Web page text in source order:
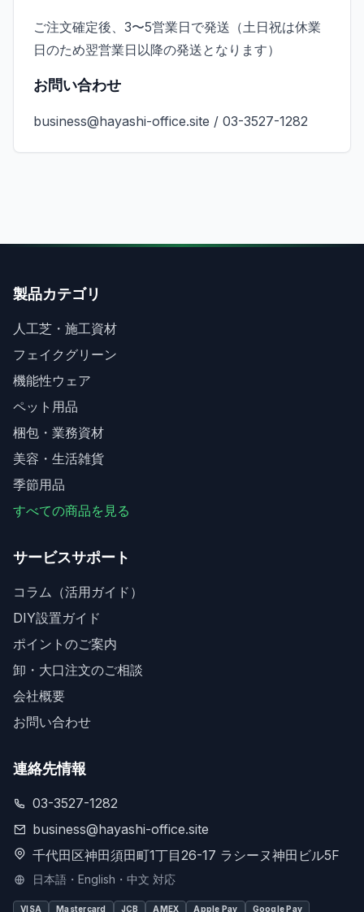
ご注文確定後、3〜5営業日で発送（土日祝は休業
日のため翌営業日以降の発送となります）
お問い合わせ
business@hayashi-office.site / 03-3527-1282
製品カテゴリ
人工芝・施工資材
フェイクグリーン
機能性ウェア
ペット用品
梱包・業務資材
美容・生活雑貨
季節用品
すべての商品を見る
サービスサポート
コラム（活用ガイド）
DIY設置ガイド
ポイントのご案内
卸・大口注文のご相談
会社概要
お問い合わせ
連絡先情報
03-3527-1282
business@hayashi-office.site
千代田区神田須田町1丁目26-17 ラシーヌ神田ビル5F
日本語・English・中文 対応
VISA Mastercard JCB AMEX Apple Pay Google Pay